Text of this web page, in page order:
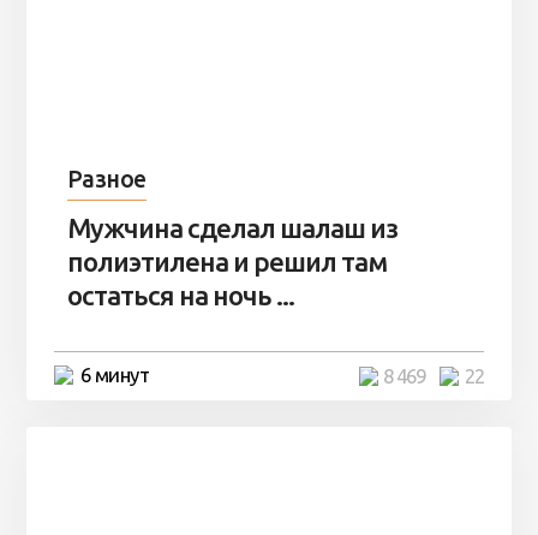
Разное
Мужчина сделал шалаш из
полиэтилена и решил там
остаться на ночь ...
6 минут 22
8 469